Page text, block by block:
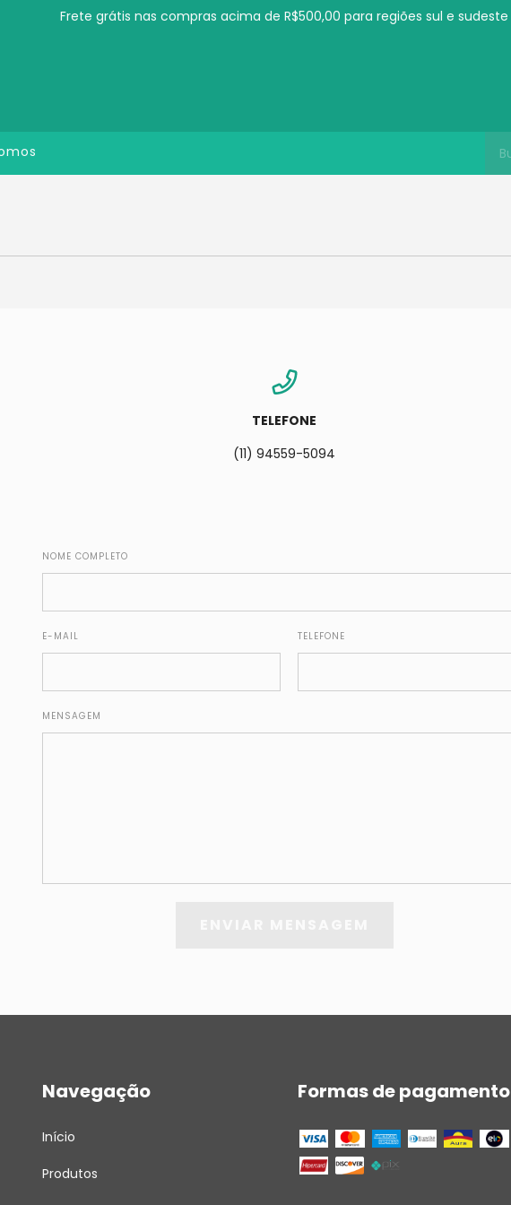
Frete grátis nas compras acima de R$500,00 para regiões sul e sudeste
TELEFONE
(11) 94559-5094
NOME COMPLETO
E-MAIL TELEFONE
MENSAGEM
Navegação
Início
Produtos
Formas de pagamento